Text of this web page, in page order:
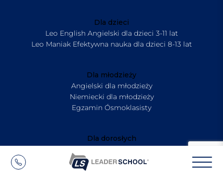
Dla dzieci
Leo English Angielski dla dzieci 3-11 lat
Leo Maniak Efektywna nauka dla dzieci 8-13 lat
Dla młodzieży
Angielski dla młodzieży
Niemiecki dla młodzieży
Egzamin Ósmoklasisty
Dla dorosłych
Niemiecki dla dorosłych
Business English